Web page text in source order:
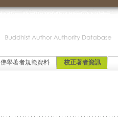
佛學著者規範資料 校正著者資訊